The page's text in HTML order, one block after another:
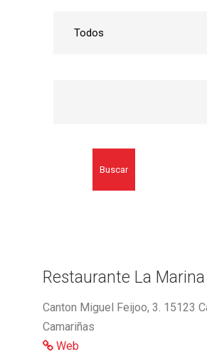
Buscar
Restaurante La Marina
Canton Miguel Feijoo, 3. 15123
Camariñas
Web